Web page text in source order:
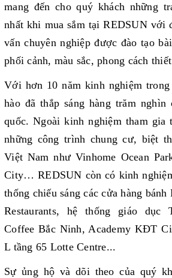
mang đến cho quý khách những
nhất khi mua sắm tại REDSUN với
vấn chuyên nghiệp được đào tạo
phối cảnh, màu sắc, phong cách
Với hơn 10 năm kinh nghiệm
hào đã thắp sáng hàng trăm
quốc. Ngoài kinh nghiệm tham gia
những công trình chung cư, biệt
Việt Nam như Vinhome Ocean
City… REDSUN còn có kinh
thống chiếu sáng các cửa hàng bánh
Restaurants, hệ thống giáo dục
Coffee Bắc Ninh, Academy KĐT
L tầng 65 Lotte Centre...
Sự ủng hộ và dõi theo của quý